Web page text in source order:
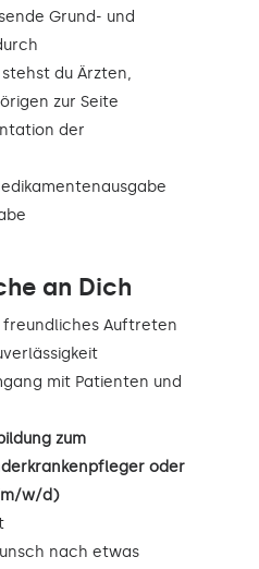
Grund- und
du Ärzten,
zur Seite
der
an Dich
freundliches Auftreten
mit Patienten und
zum
oder
w/d)
nach etwas